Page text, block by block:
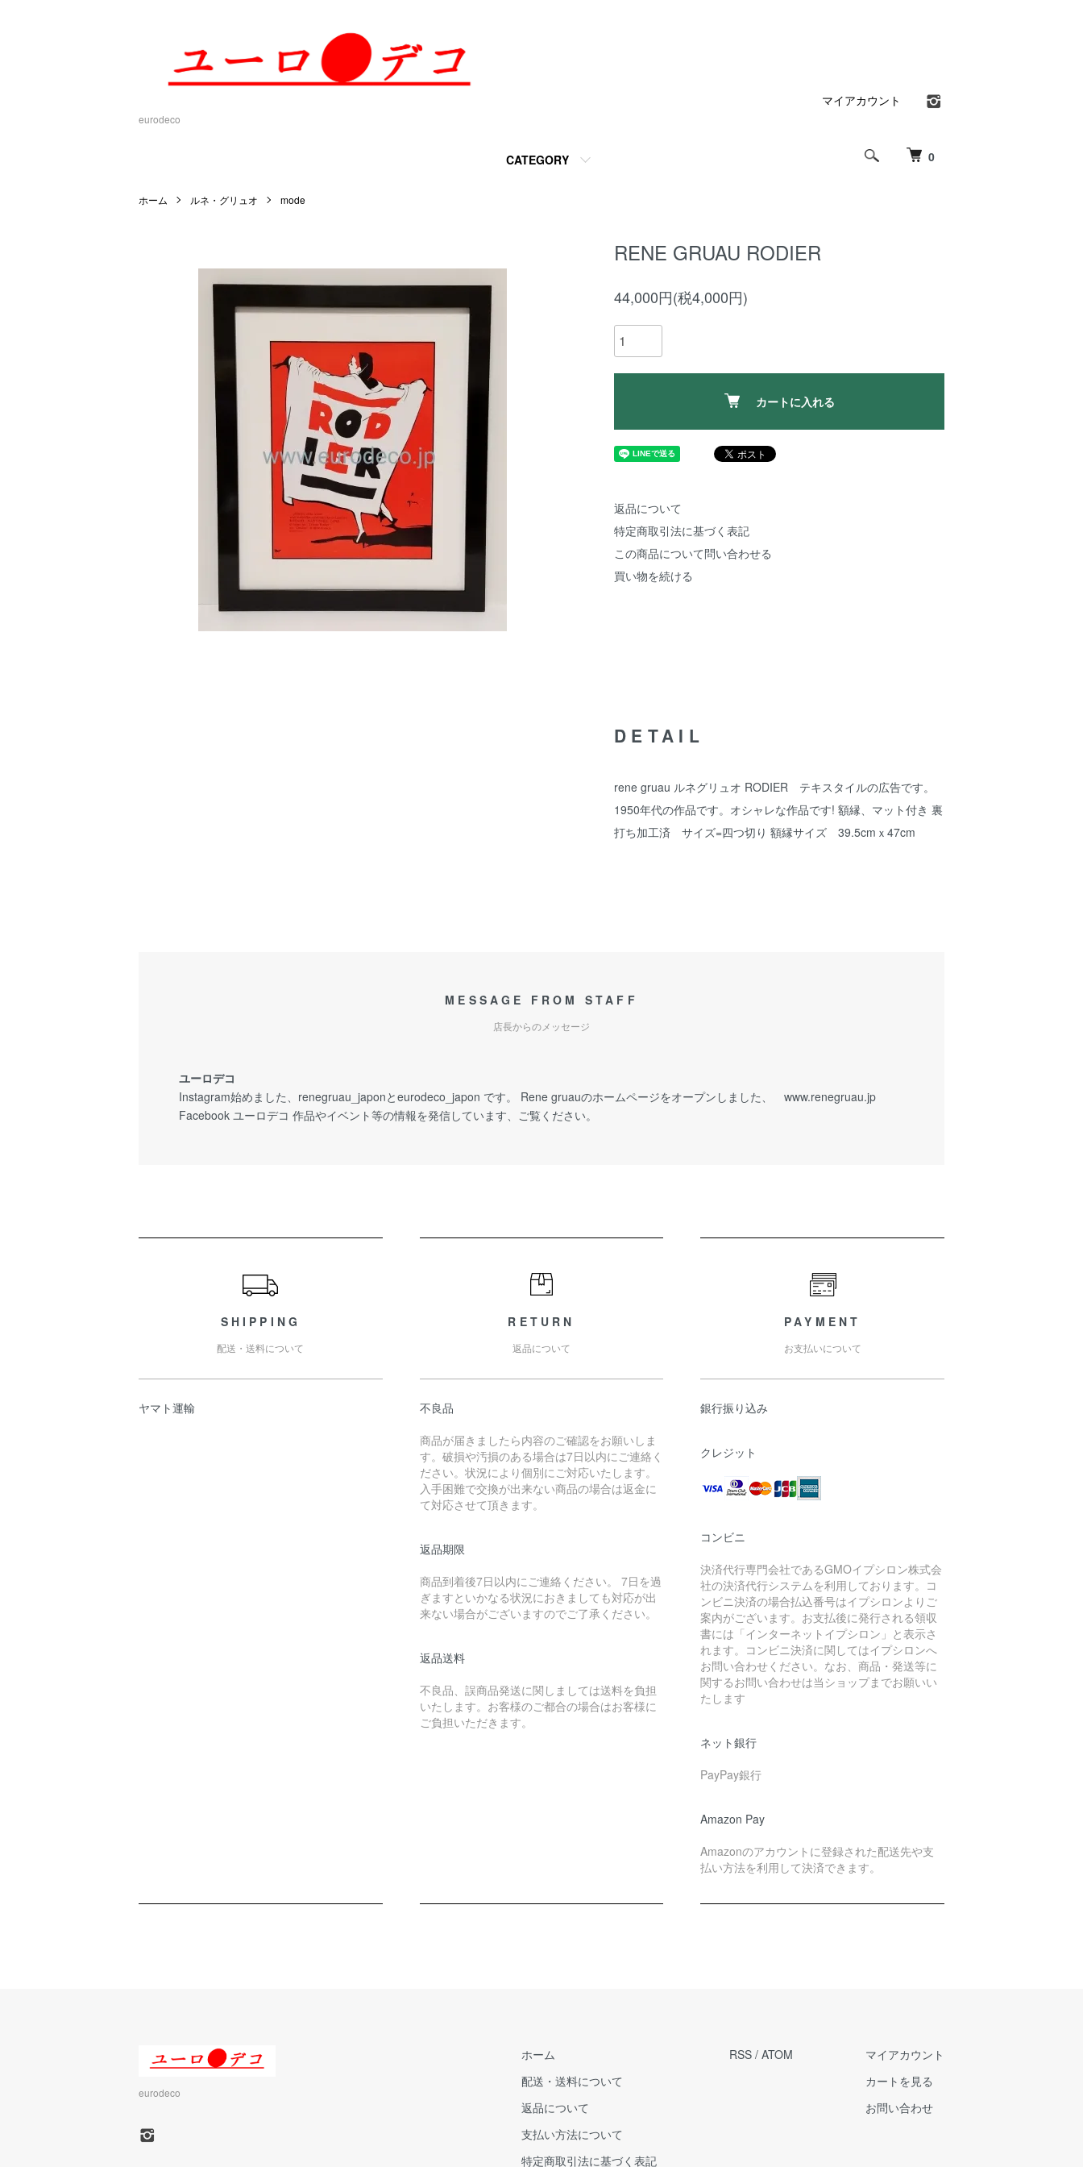
eurodeco
0
CATEGORY
マイアカウント
ホーム ルネ・グリュオ mode
RENE GRUAU RODIER
44,000円(税4,000円)
カートに入れる
返品について
特定商取引法に基づく表記
この商品について問い合わせる
買い物を続ける
DETAIL
rene gruau ルネグリュオ RODIER テキスタイルの広告です。
1950年代の作品です。オシャレな作品です! 額縁、マット付き 裏
打ち加工済 サイズ=四つ切り 額縁サイズ 39.5cmｘ47cm
MESSAGE FROM STAFF
店長からのメッセージ
ユーロデコ
Instagram始めました、renegruau_japonとeurodeco_japon です。 Rene gruauのホームページをオープンしました、 www.renegruau.jp
Facebook ユーロデコ 作品やイベント等の情報を発信しています、ご覧ください。
SHIPPING
配送・送料について
ヤマト運輸
RETURN
返品について
不良品
商品が届きましたら内容のご確認をお願いしま
す。破損や汚損のある場合は7日以内にご連絡く
ださい。状況により個別にご対応いたします。
入手困難で交換が出来ない商品の場合は返金に
て対応させて頂きます。
返品期限
商品到着後7日以内にご連絡ください。 7日を過
ぎますといかなる状況におきましても対応が出
来ない場合がございますのでご了承ください。
返品送料
不良品、誤商品発送に関しましては送料を負担
いたします。お客様のご都合の場合はお客様に
ご負担いただきます。
PAYMENT
お支払いについて
銀行振り込み
クレジット
コンビニ
決済代行専門会社であるGMOイプシロン株式会
社の決済代行システムを利用しております。コ
ンビニ決済の場合払込番号はイプシロンよりご
案内がございます。お支払後に発行される領収
書には「インターネットイプシロン」と表示さ
れます。コンビニ決済に関してはイプシロンへ
お問い合わせください。なお、商品・発送等に
関するお問い合わせは当ショップまでお願いい
たします
ネット銀行
PayPay銀行
Amazon Pay
Amazonのアカウントに登録された配送先や支
払い方法を利用して決済できます。
eurodeco
ホーム
配送・送料について
返品について
支払い方法について
特定商取引法に基づく表記
RSS / ATOM
マイアカウント
カートを見る
お問い合わせ